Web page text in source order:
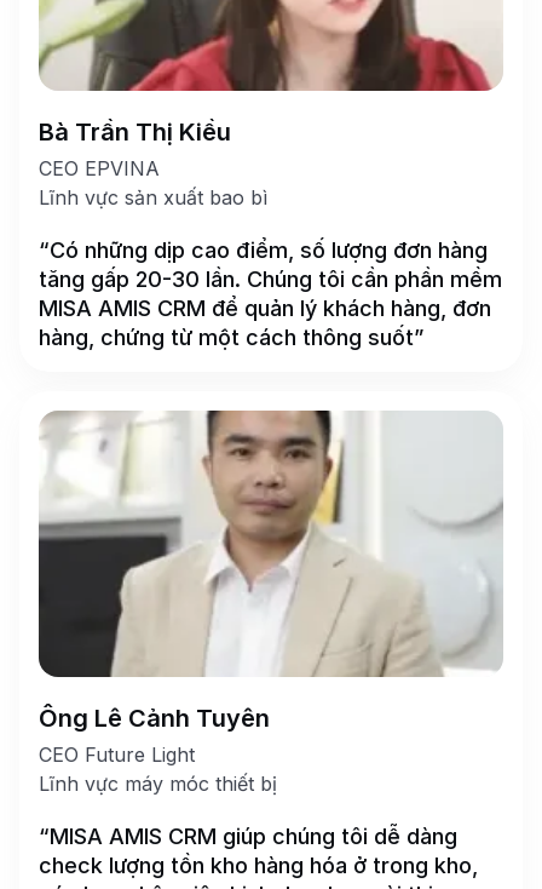
Bà Trần Thị Kiều
CEO EPVINA
Lĩnh vực sản xuất bao bì
“Có những dịp cao điểm, số lượng đơn hàng
tăng gấp 20-30 lần. Chúng tôi cần phần mềm
MISA AMIS CRM để quản lý khách hàng, đơn
hàng, chứng từ một cách thông suốt”
Ông Lê Cảnh Tuyên
CEO Future Light
Lĩnh vực máy móc thiết bị
“MISA AMIS CRM giúp chúng tôi dễ dàng
check lượng tồn kho hàng hóa ở trong kho,